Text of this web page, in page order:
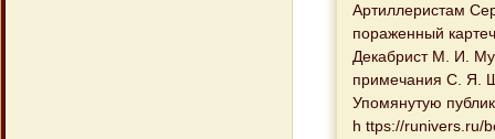
Артиллеристам
пораженный
Декабрист М. И.
примечания С. Я.
Упомянутую
h ttps://runivers.ru/